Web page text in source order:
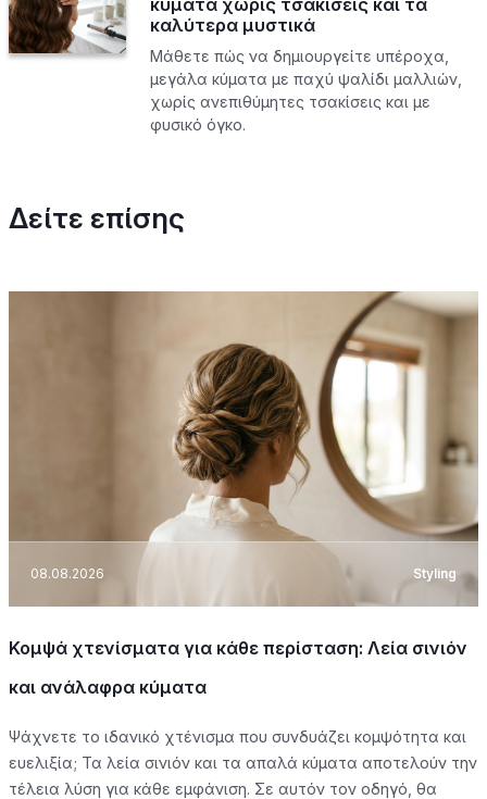
κύματα χωρίς τσακίσεις και τα
καλύτερα μυστικά
Μάθετε πώς να δημιουργείτε υπέροχα,
μεγάλα κύματα με παχύ ψαλίδι μαλλιών,
χωρίς ανεπιθύμητες τσακίσεις και με
φυσικό όγκο.
Δείτε επίσης
08.08.2026 Styling
Κομψά χτενίσματα για κάθε περίσταση: Λεία σινιόν
και ανάλαφρα κύματα
Ψάχνετε το ιδανικό χτένισμα που συνδυάζει κομψότητα και
ευελιξία; Τα λεία σινιόν και τα απαλά κύματα αποτελούν την
τέλεια λύση για κάθε εμφάνιση. Σε αυτόν τον οδηγό, θα